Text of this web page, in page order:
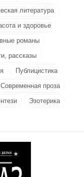
литература
и здоровье
романы
рассказы
Публицистика
Современная проза
Эзотерика